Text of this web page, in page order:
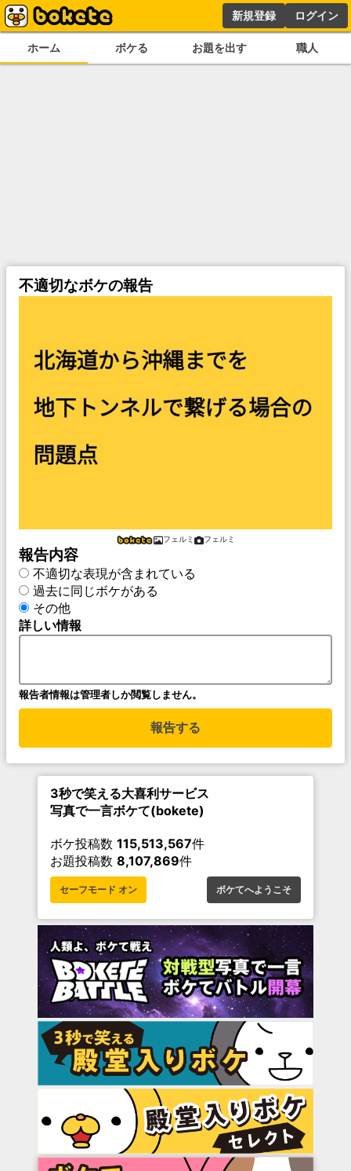
新規登録 ログイン
ホーム ボケる お題を出す 職人
不適切なボケの報告
フェルミ フェルミ
報告内容
不適切な表現が含まれている
過去に同じボケがある
その他
詳しい情報
報告者情報は管理者しか閲覧しません。
報告する
3秒で笑える大喜利サービス
写真で一言ボケて(bokete)
ボケ投稿数 115,513,567件
お題投稿数 8,107,869件
セーフモード オン ボケてへようこそ